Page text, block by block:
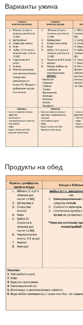
Варианты ужина
Продукты на обед